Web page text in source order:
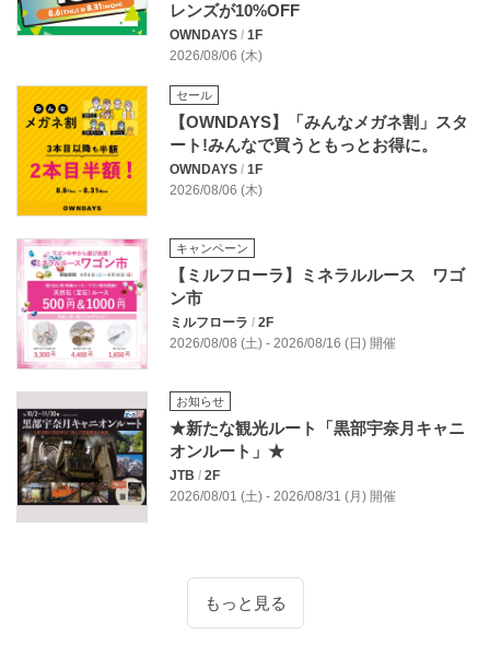
レンズが10%OFF
OWNDAYS / 1F
2026/08/06 (木)
セール
【OWNDAYS】「みんなメガネ割」スタ
ート!みんなで買うともっとお得に。
OWNDAYS / 1F
2026/08/06 (木)
キャンペーン
【ミルフローラ】ミネラルルース ワゴ
ン市
ミルフローラ / 2F
2026/08/08 (土) - 2026/08/16 (日) 開催
お知らせ
★新たな観光ルート「黒部宇奈月キャニ
オンルート」★
JTB / 2F
2026/08/01 (土) - 2026/08/31 (月) 開催
もっと見る